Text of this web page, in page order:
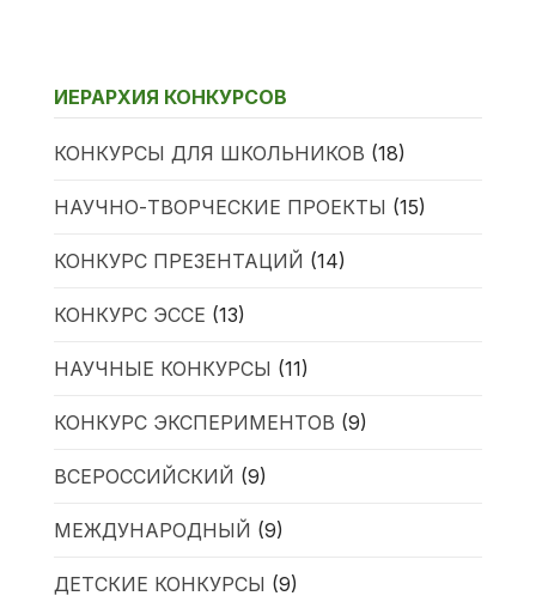
ИЕРАРХИЯ КОНКУРСОВ
КОНКУРСЫ ДЛЯ ШКОЛЬНИКОВ (18)
НАУЧНО-ТВОРЧЕСКИЕ ПРОЕКТЫ (15)
КОНКУРС ПРЕЗЕНТАЦИЙ (14)
КОНКУРС ЭССЕ (13)
НАУЧНЫЕ КОНКУРСЫ (11)
КОНКУРС ЭКСПЕРИМЕНТОВ (9)
ВСЕРОССИЙСКИЙ (9)
МЕЖДУНАРОДНЫЙ (9)
ДЕТСКИЕ КОНКУРСЫ (9)